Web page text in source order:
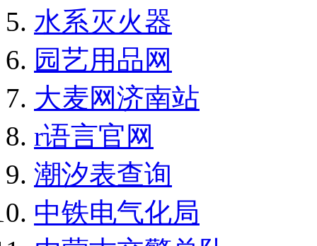
水系灭火器
园艺用品网
大麦网济南站
r语言官网
潮汐表查询
中铁电气化局